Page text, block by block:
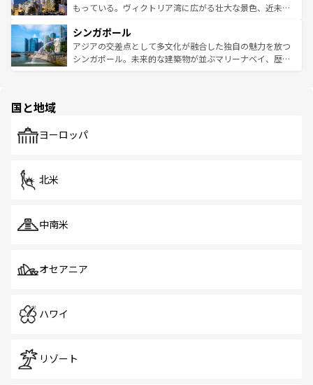
が旅行者を迎えてくれるので、きっと忘れられない旅にな
参照してほしい。
いビーチでリゾート気分を楽しむことができる。タイ料理
激する。気候は一年中温暖で、どの季節にも異なる楽しみ
が待っている。親しみやすいタイの人々、仏教を中心とし
た文化、そして多様な観光資源が、訪れる旅人を魅了し続
もっている。ヴィクトリア湾に広がる壮大な景色、近未来
み、どこを訪れても感動するはず。観光スポットが密集し
ており、効率よく見どころを回れるのも魅力。息をのむよ
うな絶景から文化的な体験まで、香港を存分に楽しみ尽く
シンガポール
アジアの交差点として多文化が融合した独自の魅力を放つ
シンガポール。未来的な建築物が並ぶマリーナベイ、歴史
で、ホーカーズは地元の風情を楽しめる外せないスポット
国と地域
ヨーロッパ
北米
中南米
オセアニア
ハワイ
リゾート